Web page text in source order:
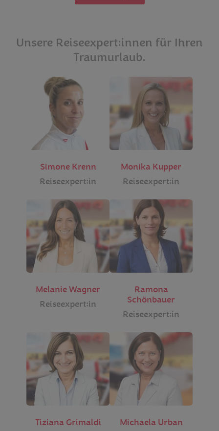
Unsere Reiseexpert:innen für Ihren
Traumurlaub.
Simone Krenn
Reiseexpert:in
Monika Kupper
Reiseexpert:in
Melanie Wagner
Reiseexpert:in
Ramona
Schönbauer
Reiseexpert:in
Tiziana Grimaldi
Michaela Urban